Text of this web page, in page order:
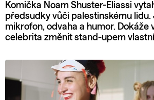
Komička Noam Shuster-Eliassi
předsudky vůči palestinskému lidu.
mikrofon, odvaha a humor. Dokáže
celebrita změnit stand-upem